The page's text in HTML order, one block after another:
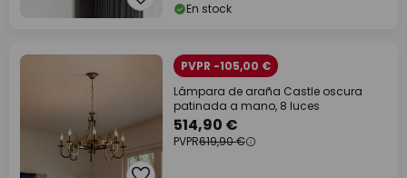
En stock
PVPR -105,00 €
Lámpara de araña Castle oscura
patinada a mano, 8 luces
514,90 €
PVPR619,90 €